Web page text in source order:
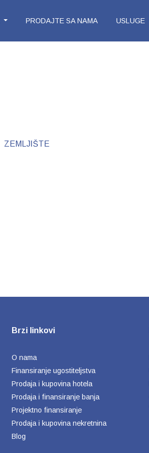
PRODAJTE SA NAMA USLUGE
ZEMLJIŠTE
Brzi linkovi
O nama
Finansiranje ugostiteljstva
Prodaja i kupovina hotela
Prodaja i finansiranje banja
Projektno finansiranje
Prodaja i kupovina nekretnina
Blog